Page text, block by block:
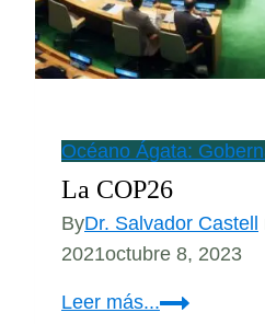
Océano Ágata:
La COP26
ByDr. Salvador Castell
2021octubre 8, 2023
Leer más...La